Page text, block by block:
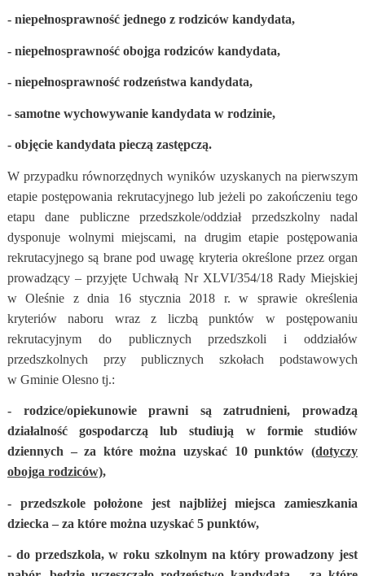
- niepełnosprawność jednego z rodziców kandydata,
- niepełnosprawność obojga rodziców kandydata,
- niepełnosprawność rodzeństwa kandydata,
- samotne wychowywanie kandydata w rodzinie,
- objęcie kandydata pieczą zastępczą.
W przypadku równorzędnych wyników uzyskanych na pierwszym
etapie postępowania rekrutacyjnego lub jeżeli po zakończeniu tego
etapu dane publiczne przedszkole/oddział przedszkolny nadal
dysponuje wolnymi miejscami, na drugim etapie postępowania
rekrutacyjnego są brane pod uwagę kryteria określone przez organ
prowadzący – przyjęte Uchwałą Nr XLVI/354/18 Rady Miejskiej
w Oleśnie z dnia 16 stycznia 2018 r. w sprawie określenia
kryteriów naboru wraz z liczbą punktów w postępowaniu
rekrutacyjnym do publicznych przedszkoli i oddziałów
przedszkolnych przy publicznych szkołach podstawowych
w Gminie Olesno tj.:
- rodzice/opiekunowie prawni są zatrudnieni, prowadzą
działalność gospodarczą lub studiują w formie studiów
dziennych – za które można uzyskać 10 punktów(dotyczy
obojga rodziców),
- przedszkole położone jest najbliżej miejsca zamieszkania
dziecka – za które można uzyskać 5 punktów,
- do przedszkola, w roku szkolnym na który prowadzony jest